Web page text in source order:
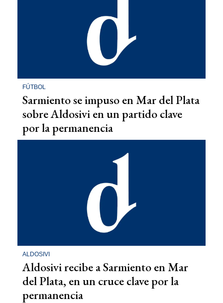
FÚTBOL
Sarmiento se impuso en Mar del Plata
sobre Aldosivi en un partido clave
por la permanencia
ALDOSIVI
Aldosivi recibe a Sarmiento en Mar
del Plata, en un cruce clave por la
permanencia